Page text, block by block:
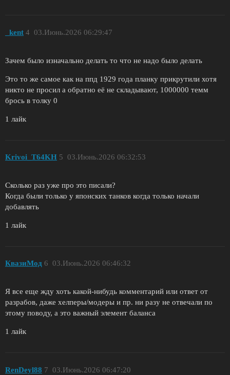
_kent 03.Июнь.2026 06:29:47
4
Зачем было изначально делать то что не надо было делать
Это то же самое как на ппд 1929 года планку прикрутили хотя
никто не просил а обратно её не складывают, 1000000 темм
брось в толку 0
1 лайк
Krivoi_T64KH 03.Июнь.2026 06:32:53
5
Сколько раз уже про это писали?
Когда были только у японских танков когда только начали
добавлять
1 лайк
КвазиМод 03.Июнь.2026 06:46:32
6
Я все еще жду хоть какой-нибудь комментарий или ответ от
разрабов, даже хелперы/модеры и пр. ни разу не отвечали по
этому поводу, а это важный элемент баланса
1 лайк
RenDeyl88 03.Июнь.2026 06:47:20
7